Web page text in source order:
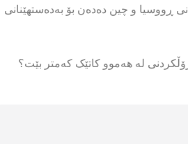
و چین دەدەن بۆ بەدەستهێنانی
لە هەموو کاتێک کەمتر بێت؟